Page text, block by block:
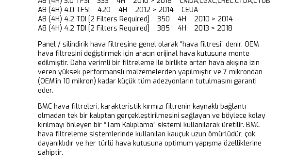
A8 (4H) 4.0 TFSI 420 4H 2012 > 2014 CEUA
A8 (4H) 4.2 TDI [2 Filters Required] 350 4H 2010 > 2014
A8 (4H) 4.2 TDI [2 Filters Required] 385 4H 2013 > 2018
Panel / silindirik hava filtresine genel olarak “hava filtresi” denir. OEM
hava filtresini değiştirmek için aracın orijinal hava kutusuna monte
edilmiştir. Daha verimli bir filtreleme ile birlikte artan hava akışına izin
veren yüksek performanslı malzemelerden yapılmıştır ve 7 mikrondan
(OEM’in 10 mikron) kadar küçük tüm adezyonların tutulmasını garanti
eder.
BMC hava filtreleri, karakteristik kırmızı filtrenin kaynaklı bağlantı
olmadan tek bir kalıptan gerçekleştirilmesini sağlayan ve böylece kolay
kırılmayı önleyen bir “Tam Kalıplama” sistemi kullanılarak üretilir. BMC
hava filtreleme sistemlerinde kullanılan kauçuk uzun ömürlüdür, çok
dayanıklıdır ve her türlü hava kutusuna optimum yapışma özelliklerine
sahiptir.